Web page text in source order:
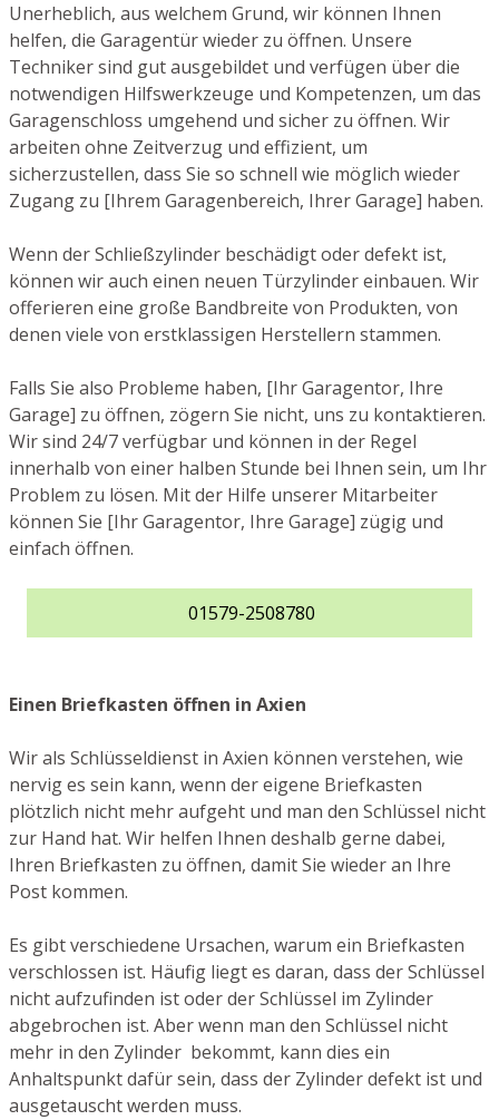
Unerheblich, aus welchem Grund, wir können Ihnen
helfen, die Garagentür wieder zu öffnen. Unsere
Techniker sind gut ausgebildet und verfügen über die
notwendigen Hilfswerkzeuge und Kompetenzen, um das
Garagenschloss umgehend und sicher zu öffnen. Wir
arbeiten ohne Zeitverzug und effizient, um
sicherzustellen, dass Sie so schnell wie möglich wieder
Zugang zu [Ihrem Garagenbereich, Ihrer Garage] haben.
Wenn der Schließzylinder beschädigt oder defekt ist,
können wir auch einen neuen Türzylinder einbauen. Wir
offerieren eine große Bandbreite von Produkten, von
denen viele von erstklassigen Herstellern stammen.
Falls Sie also Probleme haben, [Ihr Garagentor, Ihre
Garage] zu öffnen, zögern Sie nicht, uns zu kontaktieren.
Wir sind 24/7 verfügbar und können in der Regel
innerhalb von einer halben Stunde bei Ihnen sein, um Ihr
Problem zu lösen. Mit der Hilfe unserer Mitarbeiter
können Sie [Ihr Garagentor, Ihre Garage] zügig und
einfach öffnen.
01579-2508780
Einen Briefkasten öffnen in Axien
Wir als Schlüsseldienst in Axien können verstehen, wie
nervig es sein kann, wenn der eigene Briefkasten
plötzlich nicht mehr aufgeht und man den Schlüssel nicht
zur Hand hat. Wir helfen Ihnen deshalb gerne dabei,
Ihren Briefkasten zu öffnen, damit Sie wieder an Ihre
Post kommen.
Es gibt verschiedene Ursachen, warum ein Briefkasten
verschlossen ist. Häufig liegt es daran, dass der Schlüssel
nicht aufzufinden ist oder der Schlüssel im Zylinder
abgebrochen ist. Aber wenn man den Schlüssel nicht
mehr in den Zylinder bekommt, kann dies ein
Anhaltspunkt dafür sein, dass der Zylinder defekt ist und
ausgetauscht werden muss.